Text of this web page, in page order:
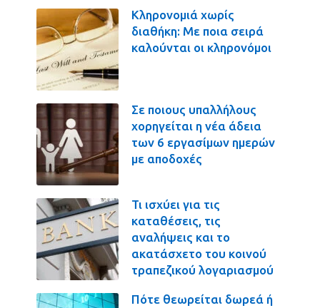
Κληρονομιά χωρίς
διαθήκη: Με ποια σειρά
καλούνται οι κληρονόμοι
Σε ποιους υπαλλήλους
χορηγείται η νέα άδεια
των 6 εργασίμων ημερών
με αποδοχές
Τι ισχύει για τις
καταθέσεις, τις
αναλήψεις και το
ακατάσχετο του κοινού
τραπεζικού λογαριασμού
Πότε θεωρείται δωρεά ή